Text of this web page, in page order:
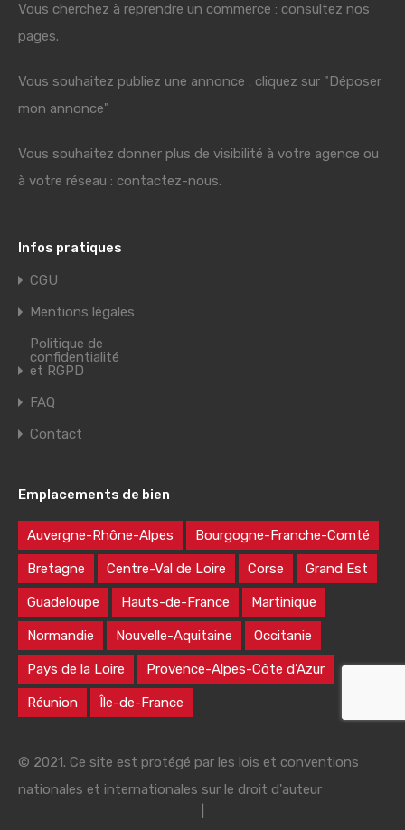
Vous cherchez à reprendre un commerce : consultez nos
pages.
Vous souhaitez publiez une annonce : cliquez sur "Déposer
mon annonce"
Vous souhaitez donner plus de visibilité à votre agence ou
à votre réseau : contactez-nous.
Infos pratiques
CGU
Mentions légales
Politique de
confidentialité
et RGPD
FAQ
Contact
Emplacements de bien
Auvergne-Rhône-Alpes Bourgogne-Franche-Comté
Bretagne Centre-Val de Loire Corse Grand Est
Guadeloupe Hauts-de-France Martinique
Normandie Nouvelle-Aquitaine Occitanie
Pays de la Loire Provence-Alpes-Côte d’Azur
Réunion Île-de-France
© 2021. Ce site est protégé par les lois et conventions
nationales et internationales sur le droit d'auteur